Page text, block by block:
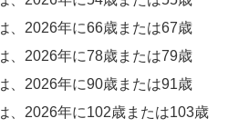
、2026年に66歳または67歳
、2026年に78歳または79歳
、2026年に90歳または91歳
、2026年に102歳または103歳